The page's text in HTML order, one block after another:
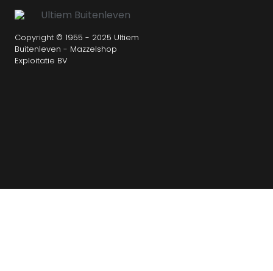
Copyright © 1955 - 2025 Ultiem
Buitenleven - Mazzelshop
Exploitatie BV